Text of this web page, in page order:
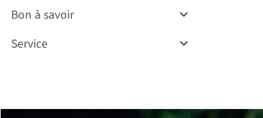
Bon à savoir
Service